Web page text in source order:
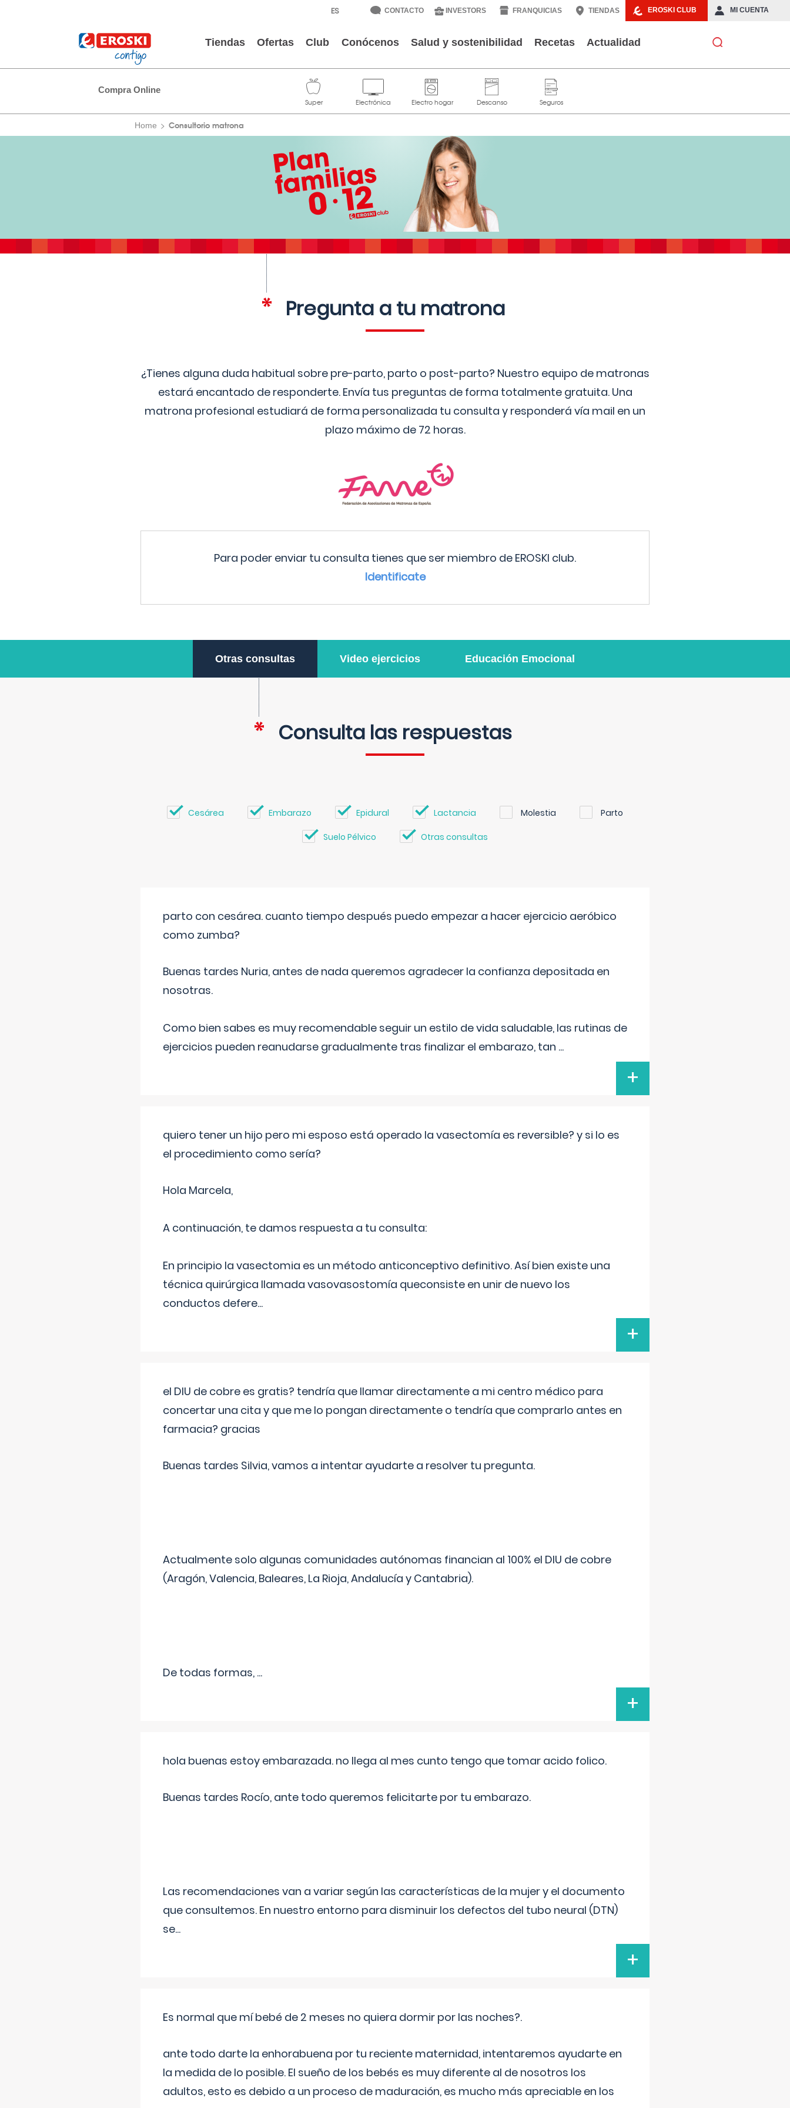
EROSKI CLUB MI CUENTA
CONTACTO INVESTORS FRANQUICIAS TIENDAS
Tiendas Ofertas Club Conócenos Salud y sostenibilidad Recetas Actualidad
Compra Online
Home Consultorio matrona
Pregunta a tu matrona
¿Tienes alguna duda habitual sobre pre-parto, parto o post-parto? Nuestro equipo de matronas
estará encantado de responderte. Envía tus preguntas de forma totalmente gratuita. Una
matrona profesional estudiará de forma personalizada tu consulta y responderá vía mail en un
plazo máximo de 72 horas.
Para poder enviar tu consulta tienes que ser miembro de EROSKI club.
Identificate
Otras consultas Video ejercicios Educación Emocional
Consulta las respuestas
Cesárea Embarazo Epidural Lactancia Molestia Parto
Suelo Pélvico Otras consultas
parto con cesárea. cuanto tiempo después puedo empezar a hacer ejercicio aeróbico
como zumba?
Buenas tardes Nuria, antes de nada queremos agradecer la confianza depositada en
nosotras.
Como bien sabes es muy recomendable seguir un estilo de vida saludable, las rutinas de
ejercicios pueden reanudarse gradualmente tras finalizar el embarazo, tan ...
+
quiero tener un hijo pero mi esposo está operado la vasectomía es reversible? y si lo es
el procedimiento como sería?
Hola Marcela,
A continuación, te damos respuesta a tu consulta:
En principio la vasectomia es un método anticonceptivo definitivo. Así bien existe una
técnica quirúrgica llamada vasovasostomía queconsiste en unir de nuevo los
conductos defere...
+
el DIU de cobre es gratis? tendría que llamar directamente a mi centro médico para
concertar una cita y que me lo pongan directamente o tendría que comprarlo antes en
farmacia? gracias
Buenas tardes Silvia, vamos a intentar ayudarte a resolver tu pregunta.
Actualmente solo algunas comunidades autónomas financian al 100% el DIU de cobre
(Aragón, Valencia, Baleares, La Rioja, Andalucía y Cantabria).
De todas formas, ...
+
hola buenas estoy embarazada. no llega al mes cunto tengo que tomar acido folico.
Buenas tardes Rocío, ante todo queremos felicitarte por tu embarazo.
Las recomendaciones van a variar según las características de la mujer y el documento
que consultemos. En nuestro entorno para disminuir los defectos del tubo neural (DTN)
se...
+
Es normal que mí bebé de 2 meses no quiera dormir por las noches?.
ante todo darte la enhorabuena por tu reciente maternidad, intentaremos ayudarte en
la medida de lo posible. El sueño de los bebés es muy diferente al de nosotros los
adultos, esto es debido a un proceso de maduración, es mucho más apreciable en los